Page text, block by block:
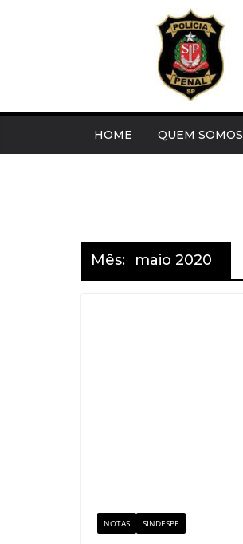
HOME QUEM SOMOS
Mês: maio 2020
NOTAS SINDESPE